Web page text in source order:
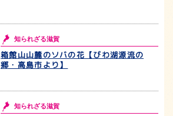
知られざる滋賀
箱館山山麓のソバの花【びわ湖源流の
郷・高島市より】
知られざる滋賀